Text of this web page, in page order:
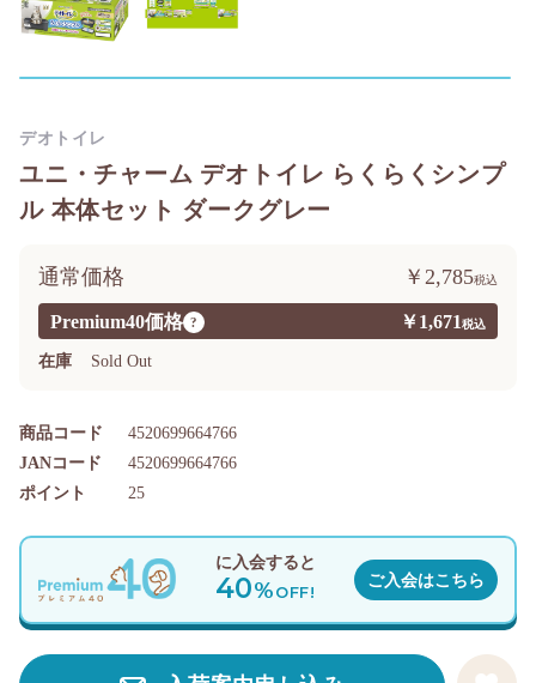
ユニ・チャーム デオトイレ らくらくシンプ
ル 本体セット ダークグレー
Premium40価格 ? ￥1,671
通常価格 ￥2,785
在庫 Sold Out
商品コード 4520699664766
ポイント 25
JANコード 4520699664766
デオトイレ
に入会すると
40%OFF!
ご入会はこちら